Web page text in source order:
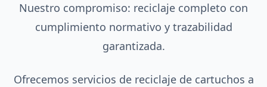
Nuestro compromiso: reciclaje completo con
cumplimiento normativo y trazabilidad
garantizada.
Ofrecemos servicios de reciclaje de cartuchos a